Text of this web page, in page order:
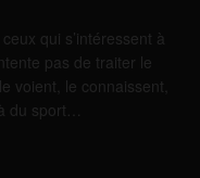
qui s’intéressent à
pas de traiter le
voient, le connaissent,
du sport…